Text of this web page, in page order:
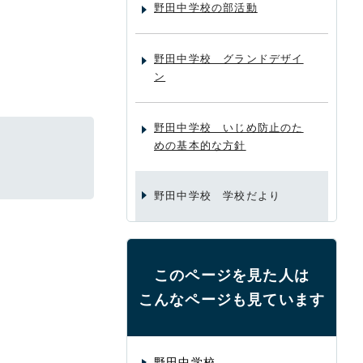
野田中学校の部活動
野田中学校 グランドデザイ
ン
野田中学校 いじめ防止のた
めの基本的な方針
野田中学校 学校だより
このページを見た人は
こんなページも見ています